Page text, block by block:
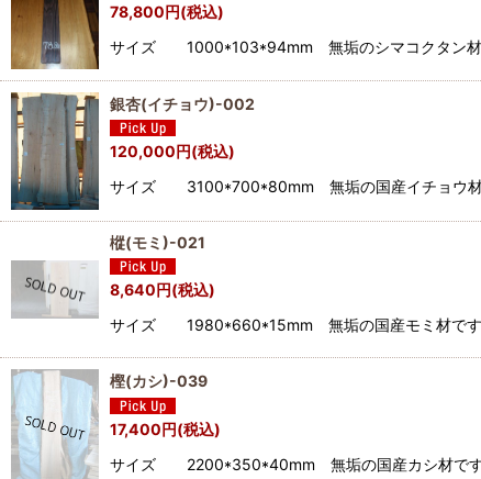
78,800円(税込)
サイズ 1000*103*94mm 無垢のシマコクタン材
銀杏(イチョウ)-002
120,000円(税込)
サイズ 3100*700*80mm 無垢の国産イチョウ材
樅(モミ)-021
8,640円(税込)
サイズ 1980*660*15mm 無垢の国産モミ材です
樫(カシ)-039
17,400円(税込)
サイズ 2200*350*40mm 無垢の国産カシ材で